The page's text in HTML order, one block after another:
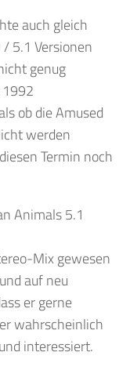
auch gleich
5.1 Versionen
genug
ob die Amused
werden
Termin noch
Animals 5.1
Mix gewesen
auf neu
er gerne
wahrscheinlich
interessiert.